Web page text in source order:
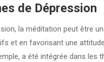
de Dépression
la méditation peut être
et en favorisant une
a été intégrée dans